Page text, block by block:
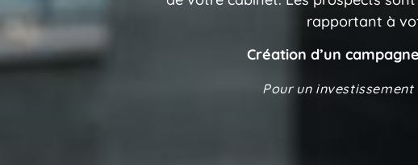
rapportant à
Création d’un
Pour un